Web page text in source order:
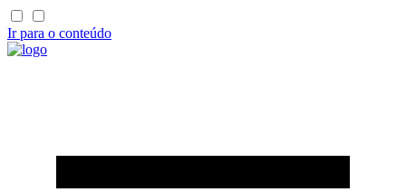
Ir para o conteúdo